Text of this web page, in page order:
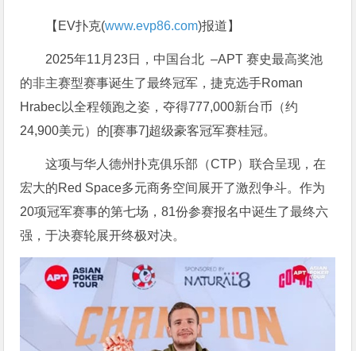
【EV扑克(www.evp86.com)报道】
2025年11月23日，中国台北 –APT 赛史最高奖池
的非主赛型赛事诞生了最终冠军，捷克选手Roman
Hrabec以全程领跑之姿，夺得777,000新台币（约
24,900美元）的[赛事7]超级豪客冠军赛桂冠。
这项与华人德州扑克俱乐部（CTP）联合呈现，在
宏大的Red Space多元商务空间展开了激烈争斗。作为
20项冠军赛事的第七场，81份参赛报名中诞生了最终六
强，于决赛轮展开终极对决。